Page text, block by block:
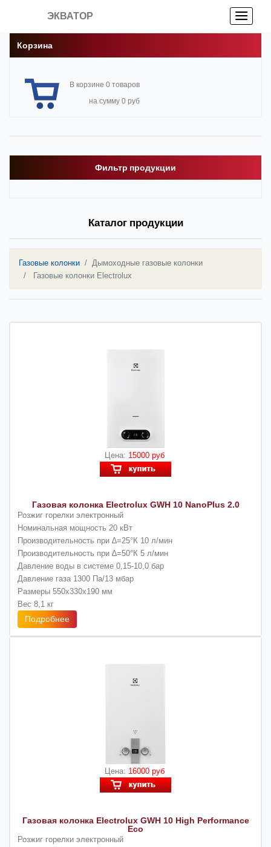
ЭКВАТОР
Корзина
В корзине 0 товаров
на сумму 0 руб
Фильтр продукции
Каталог продукции
Газовые колонки
Дымоходные газовые колонки
Газовые колонки Electrolux
Цена: 15000 руб
Газовая колонка Electrolux GWH 10 NanoPlus 2.0
Розжиг горелки электронный
Номинальная мощность 20 кВт
Производительность при ∆=25°К 10 л/мин
Производительность при ∆=50°К 5 л/мин
Давление воды в системе 0,15-10,0 бар
Давление газа 1300 Па/13 мбар
Размеры 550х330х190 мм
Вес 8,1 кг
Подробнее
Цена: 16000 руб
Газовая колонка Electrolux GWH 10 High Performance
Eco
Розжиг горелки электронный